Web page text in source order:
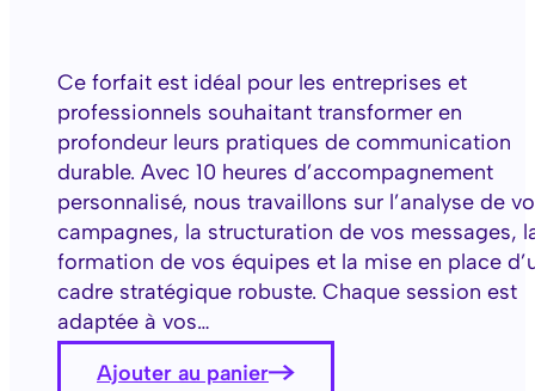
Ce forfait est idéal pour les entreprises et
professionnels souhaitant transformer en
profondeur leurs pratiques de communication
durable. Avec 10 heures d’accompagnement
personnalisé, nous travaillons sur l’analyse de
campagnes, la structuration de vos messages,
formation de vos équipes et la mise en place
cadre stratégique robuste. Chaque session est
adaptée à vos…
Ajouter au panier